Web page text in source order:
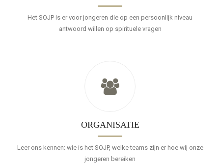
Het SOJP is er voor jongeren die op een persoonlijk niveau
antwoord willen op spirituele vragen
ORGANISATIE
Leer ons kennen: wie is het SOJP, welke teams zijn er hoe wij onze
jongeren bereiken